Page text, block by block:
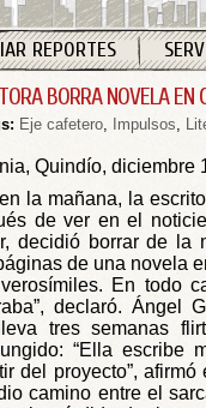
REPORTES
BORRA NOVELA EN
Eje cafetero, Impulsos,
Quindío, diciembre
la mañana, la
de ver en el
decidió borrar de la
de una novela
En todo
declaró. Ángel
tres semanas
“Ella escribe
del proyecto”,
camino entre el